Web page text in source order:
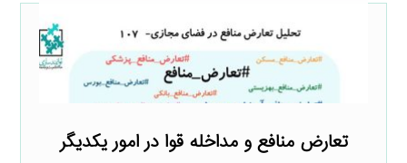
تعارض منافع و مداخله قوا در امور یکدیگر